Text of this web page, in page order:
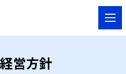
営方針